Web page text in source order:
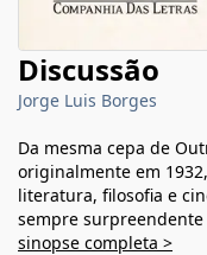
Discussão
Jorge Luis Borges
Da mesma cepa de
originalmente em
literatura, filosofia e
sempre
sinopse completa >